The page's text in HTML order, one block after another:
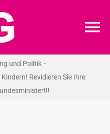
und Politik
Revidieren Sie Ihre